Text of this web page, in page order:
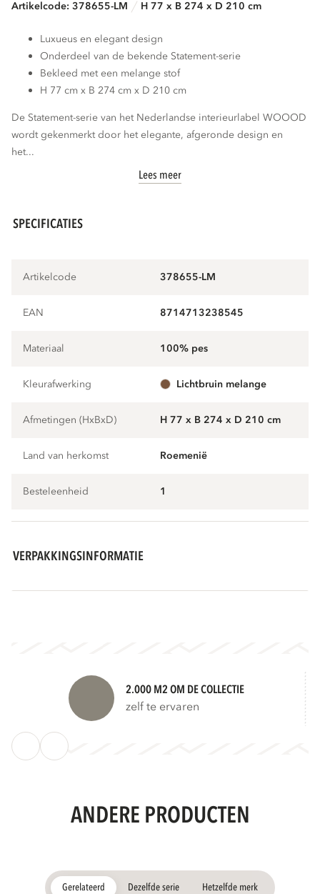
Artikelcode: 378655-LM H 77 x B 274 x D 210 cm
Luxueus en elegant design
Onderdeel van de bekende Statement-serie
Bekleed met een melange stof
H 77 cm x B 274 cm x D 210 cm
De Statement-serie van het Nederlandse interieurlabel WOOOD
wordt gekenmerkt door het elegante, afgeronde design en
het...
Lees meer
SPECIFICATIES
Artikelcode 378655-LM
EAN 8714713238545
Materiaal 100% pes
Kleurafwerking lichtbruin melange
Afmetingen (HxBxD) H 77 x B 274 x D 210 cm
Land van herkomst Roemenië
Besteleenheid 1
VERPAKKINGSINFORMATIE
2.000 M2 OM DE COLLECTIE
zelf te ervaren
ANDERE PRODUCTEN
Gerelateerd Dezelfde serie Hetzelfde merk